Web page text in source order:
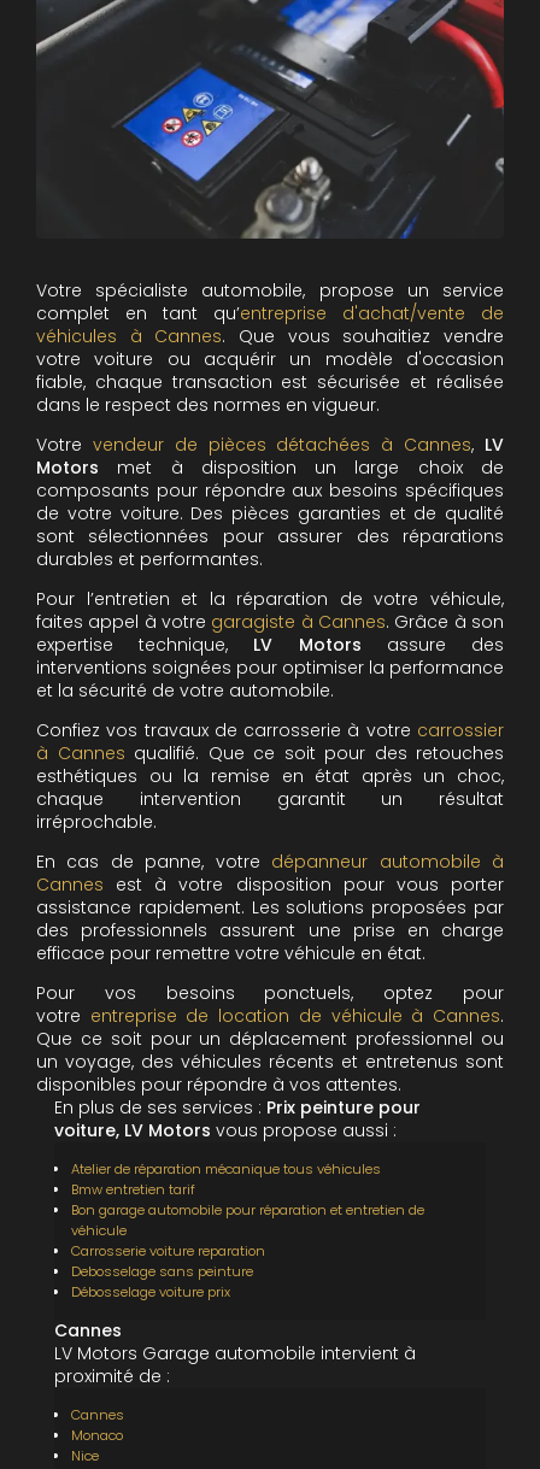
Votre spécialiste automobile, propose un service
complet en tant qu’entreprise d'achat/vente de
véhicules à Cannes. Que vous souhaitiez vendre
votre voiture ou acquérir un modèle d'occasion
fiable, chaque transaction est sécurisée et réalisée
dans le respect des normes en vigueur.
Votre vendeur de pièces détachées à Cannes, LV
Motors met à disposition un large choix de
composants pour répondre aux besoins spécifiques
de votre voiture. Des pièces garanties et de qualité
sont sélectionnées pour assurer des réparations
durables et performantes.
Pour l’entretien et la réparation de votre véhicule,
faites appel à votre garagiste à Cannes. Grâce à son
expertise technique, LV Motors assure des
interventions soignées pour optimiser la performance
et la sécurité de votre automobile.
Confiez vos travaux de carrosserie à votre carrossier
à Cannes qualifié. Que ce soit pour des retouches
esthétiques ou la remise en état après un choc,
chaque intervention garantit un résultat
irréprochable.
En cas de panne, votre dépanneur automobile à
Cannes est à votre disposition pour vous porter
assistance rapidement. Les solutions proposées par
des professionnels assurent une prise en charge
efficace pour remettre votre véhicule en état.
Pour vos besoins ponctuels, optez pour
votre entreprise de location de véhicule à Cannes.
Que ce soit pour un déplacement professionnel ou
un voyage, des véhicules récents et entretenus sont
disponibles pour répondre à vos attentes.
En plus de ses services : Prix peinture pour
voiture, LV Motors vous propose aussi :
Atelier de réparation mécanique tous véhicules
Bmw entretien tarif
Bon garage automobile pour réparation et entretien de
véhicule
Carrosserie voiture reparation
Debosselage sans peinture
Débosselage voiture prix
Cannes
LV Motors Garage automobile intervient à
proximité de :
Cannes
Monaco
Nice